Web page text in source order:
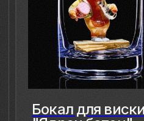
Лада Быстрицкая